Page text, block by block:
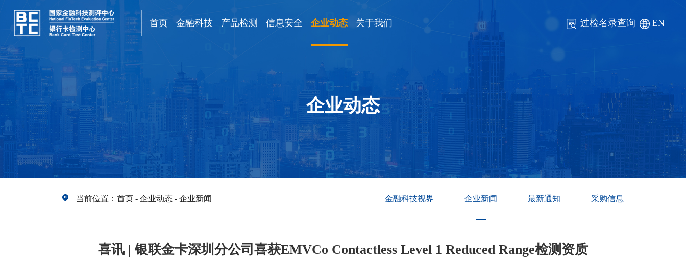
EN
过检名录查询
首页 金融科技 产品检测 信息安全 企业动态 关于我们
企业动态
当前位置： 首页 - 企业动态 - 企业新闻 金融科技视界 企业新闻 最新通知 采购信息
喜讯 | 银联金卡深圳分公司喜获EMVCo Contactless Level 1 Reduced Range检测资质